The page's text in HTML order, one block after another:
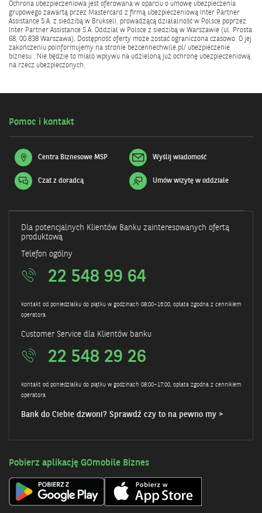
Ochrona ubezpieczeniowa jest oferowana w oparciu o umowę ubezpieczenia
grupowego zawartą przez Mastercard z firmą ubezpieczeniową Inter Partner
Assistance S.A. z siedzibą w Brukseli, prowadzącą działalność w Polsce poprzez
Inter Partner Assistance S.A. Oddział w Polsce z siedzibą w Warszawie (ul. Prosta
68, 00 838 Warszawa). Dostępność oferty może zostać ograniczona czasowo. O jej
zakończeniu poinformujemy na stronie bezcennechwile.pl/ ubezpieczenie
biznesu . Nie będzie to miało wpływu na udzieloną już ochronę ubezpieczeniową
na rzecz ubezpieczonych.
Pomoc i kontakt
Centra Biznesowe MSP Wyślij wiadomość
Czat z doradcą
Otwiera
nowym
Umów wizytę w oddziale
Dla potencjalnych Klientów Banku zainteresowanych ofertą
produktową
Telefon ogólny
22 548 99 64
Kontakt od poniedziałku do piątku w godzinach 08:00–16:00, opłata zgodna z cennikiem
operatora
Customer Service dla Klientów banku
22 548 29 26
Kontakt od poniedziałku do piątku w godzinach 08:00–17:00, opłata zgodna z cennikiem
operatora
Bank do Ciebie dzwoni? Sprawdź czy to na pewno my >
Pobierz aplikację GOmobile Biznes